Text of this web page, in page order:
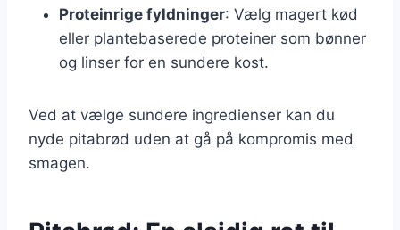
Proteinrige fyldninger: Vælg magert kød
eller plantebaserede proteiner som bønner
og linser for en sundere kost.
Ved at vælge sundere ingredienser kan du
nyde pitabrød uden at gå på kompromis med
smagen.